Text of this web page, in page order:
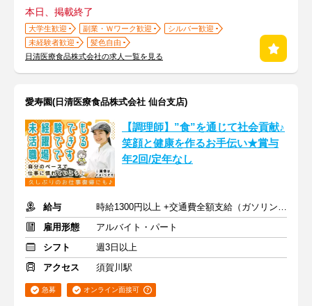
本日、掲載終了
大学生歓迎 副業・Ｗワーク歓迎
シルバー歓迎
未経験者歓迎
髪色自由
日清医療食品株式会社の求人一覧を見る
愛寿園(日清医療食品株式会社 仙台支店)
【調理師】”食”を通じて社会貢献♪
笑顔と健康を作るお手伝い★賞与
年2回/定年なし
給与
時給1300円以上 +交通費全額支給（ガソリン代も支給）
雇用形態
アルバイト・パート
シフト
週3日以上
アクセス
須賀川駅
急募 オンライン面接可